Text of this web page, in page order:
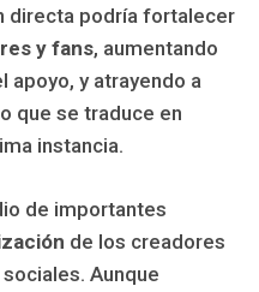
directa podría fortalecer
y fans, aumentando
apoyo, y atrayendo a
que se traduce en
instancia.
de importantes
de los creadores
Aunque